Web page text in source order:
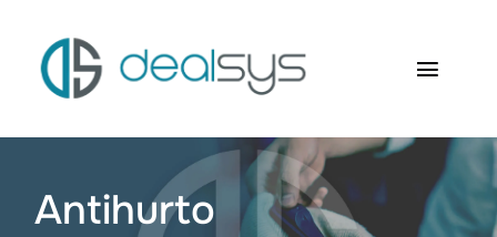
contenido
Quienes somos
Antihurto